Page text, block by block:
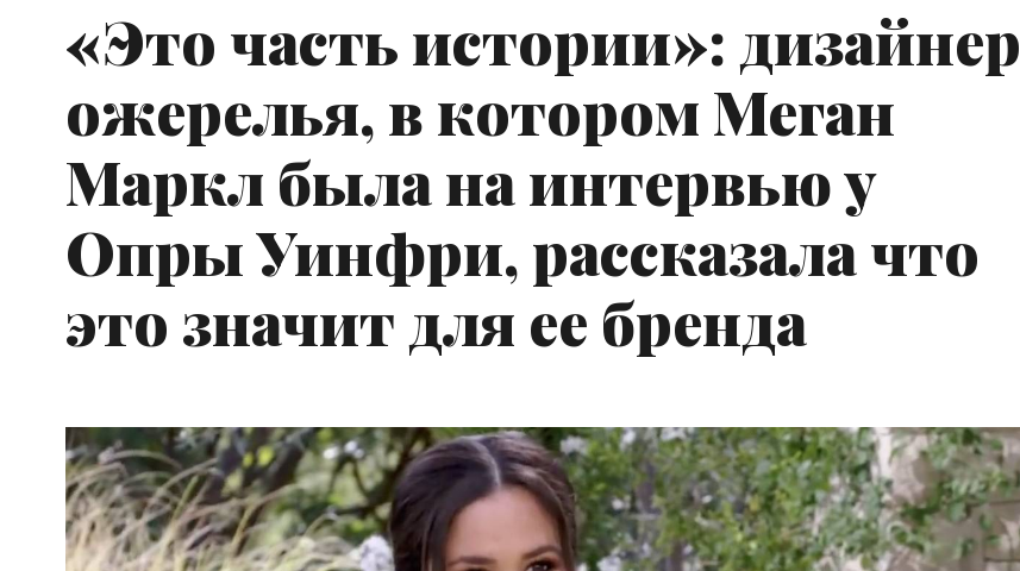
«Это часть истории»: дизайнер
ожерелья, в котором Меган
Маркл была на интервью у
Опры Уинфри, рассказала что
это значит для ее бренда